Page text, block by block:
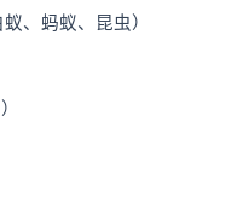
、蚂蚁、昆虫）